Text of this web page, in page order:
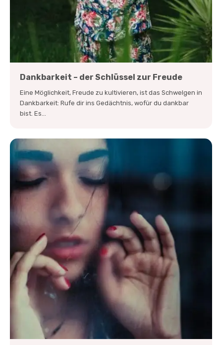
Dankbarkeit – der Schlüssel zur Freude
Eine Möglichkeit, Freude zu kultivieren, ist das Schwelgen in
Dankbarkeit: Rufe dir ins Gedächtnis, wofür du dankbar
bist. Es...